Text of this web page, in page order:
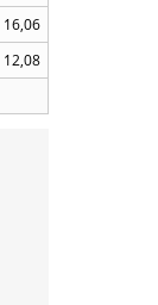
16,06
12,08